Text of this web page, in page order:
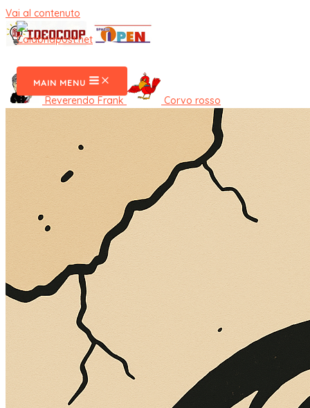
Vai al contenuto
MAIN MENU
Reverendo Frank Corvo rosso